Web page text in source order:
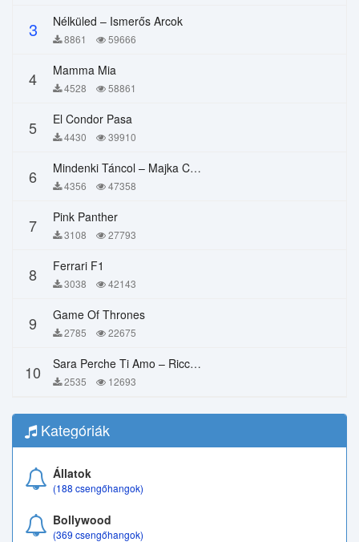
3 Nélküled – Ismerős Arcok
8861 59666
4 Mamma Mia
4528 58861
5 El Condor Pasa
4430 39910
6 Mindenki Táncol – Majka Curtis, Péter Majoros
4356 47358
7 Pink Panther
3108 27793
8 Ferrari F1
3038 42143
9 Game Of Thrones
2785 22675
10 Sara Perche Ti Amo – Ricchi E Poveri
2535 12693
Kategóriák
Állatok
(188 csengőhangok)
Bollywood
(369 csengőhangok)